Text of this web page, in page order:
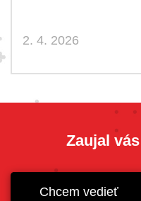
2. 4. 2026
Zaujal
Chcem vedieť